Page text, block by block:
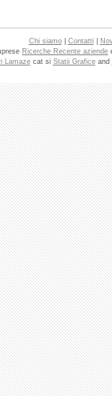
Chi siamo| Contatti|
Ricerche Recente aziende
Lamazecat si Statii Graficeand